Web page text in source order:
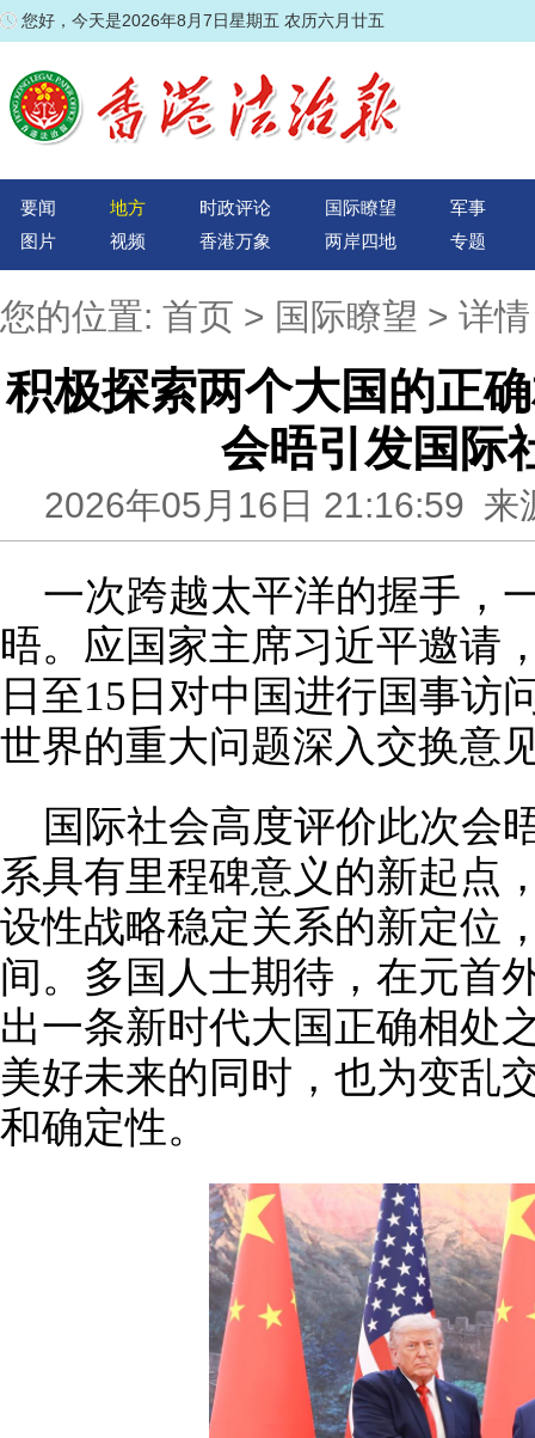
您好，今天是2026年8月7日星期五 农历六月廿五
要闻 地方 时政评论 国际瞭望
军事
图片
视频 香港万象 两岸四地 专题
您的位置: 首页 > 国际瞭望 > 详情
积极探索两个大国的正
会晤引发国际
2026年05月16日 21:16:59
一次跨越太平洋的握手，
晤。应国家主席习近平邀请
日至15日对中国进行国事访
世界的重大问题深入交换意
国际社会高度评价此次会
系具有里程碑意义的新起点
设性战略稳定关系的新定位
间。多国人士期待，在元首
出一条新时代大国正确相处
美好未来的同时，也为变乱
和确定性。